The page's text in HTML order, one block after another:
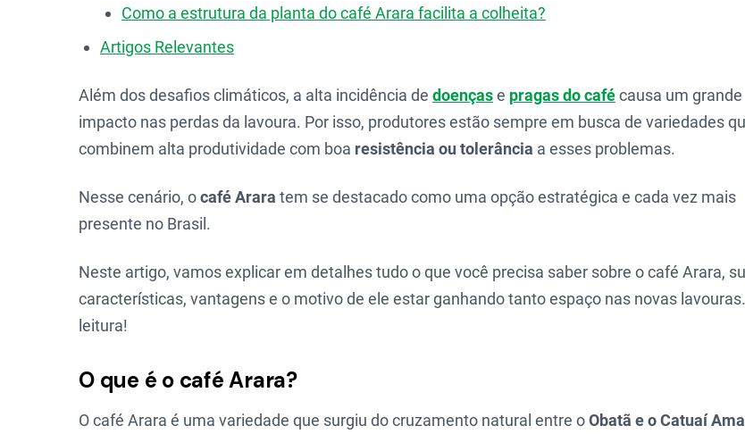
Como a estrutura da planta do café Arara facilita a colheita?
Artigos Relevantes
Além dos desafios climáticos, a alta incidência de doençase pragas do cafécausa um grande
impacto nas perdas da lavoura. Por isso, produtores estão sempre em busca de variedades
combinem alta produtividade com boa resistência ou tolerância a esses problemas.
Nesse cenário, ocafé Arara tem se destacado como uma opção estratégica e cada vez mais
presente no Brasil.
Neste artigo, vamos explicar em detalhes tudo o que você precisa saber sobre o café Arara,
características, vantagens e o motivo de ele estar ganhando tanto espaço nas novas
leitura!
O que é o café Arara?
O café Arara é uma variedade que surgiu do cruzamento natural entre oObatã e o Catuaí